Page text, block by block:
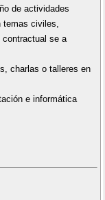
de actividades
temas civiles,
contractual se a
charlas o talleres en
e informática